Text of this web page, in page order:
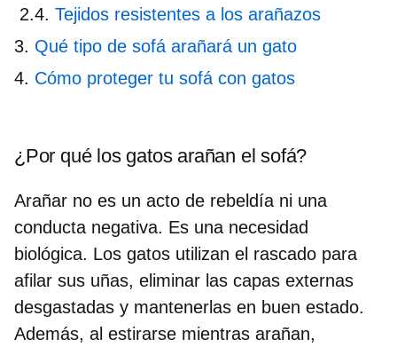
Tejidos resistentes a los arañazos
Qué tipo de sofá arañará un gato
Cómo proteger tu sofá con gatos
¿Por qué los gatos arañan el sofá?
Arañar no es un acto de rebeldía ni una
conducta negativa. Es una necesidad
biológica. Los gatos utilizan el rascado para
afilar sus uñas, eliminar las capas externas
desgastadas y mantenerlas en buen estado.
Además, al estirarse mientras arañan,